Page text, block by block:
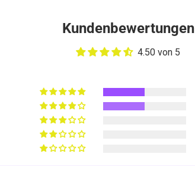
Kundenbewertungen
4.50 von 5